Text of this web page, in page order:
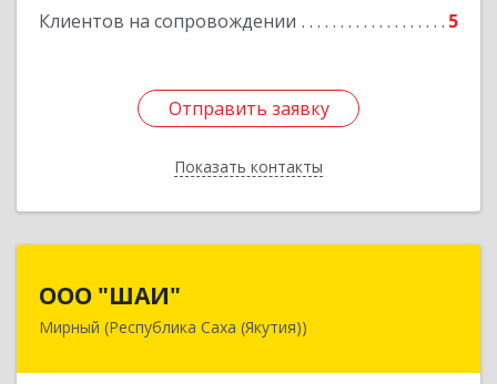
Клиентов на сопровождении 5
Отправить заявку
Показать контакты
Подробнее
Отправить заявку
Назад
ООО "ШАИ"
Мирный (Республика Саха (Якутия))
678175, Республика Саха (Якутия), у.